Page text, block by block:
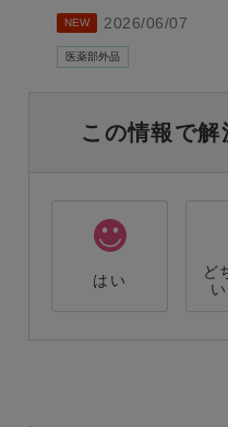
NEW 2026/06/07
医薬部外品
この情報で解
はい
ど